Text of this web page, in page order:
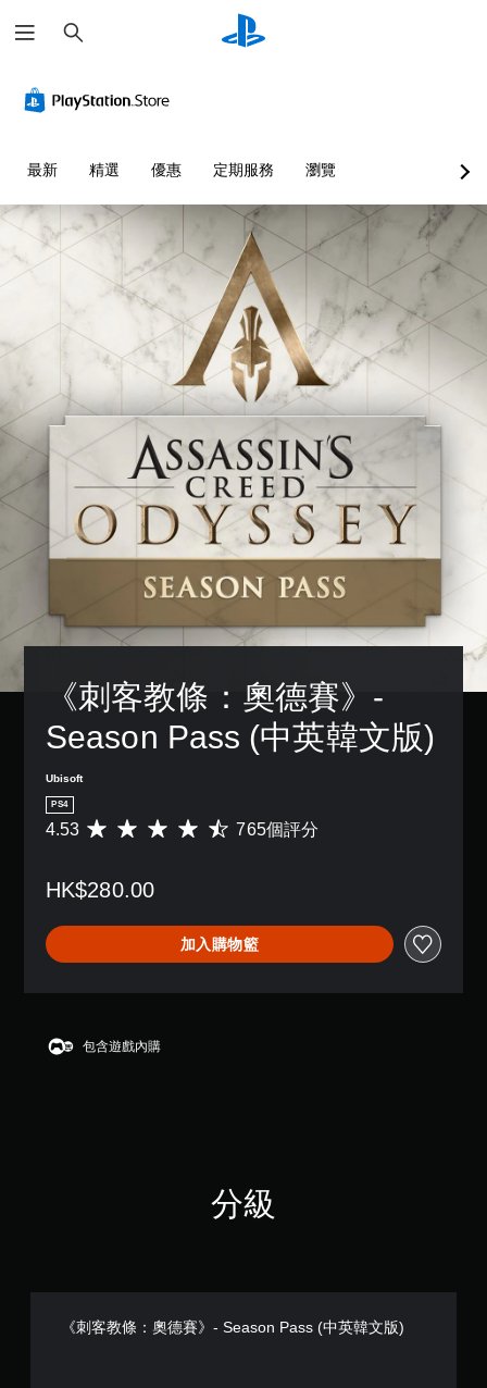
尋
最新 精選 優惠 定期服務 瀏覽
《刺客教條：奧德賽》-
Season Pass (中英韓文版)
Ubisoft
PS4
平
分
4
.
（
4.53 765個評分
HK$280.00
加入購物籃
包含遊戲內購
分級
《刺客教條：奧德賽》- Season Pass (中英韓文版)